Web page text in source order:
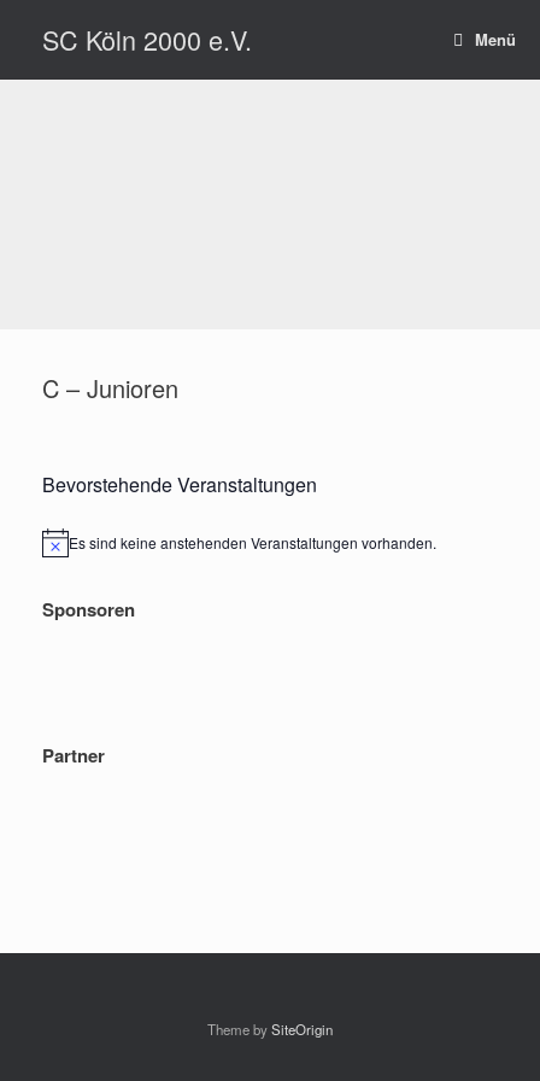
springenSC Köln 2000 e.V. Menü
C – Junioren
Bevorstehende Veranstaltungen
HinweisEs sind keine anstehenden Veranstaltungen vorhanden.
Sponsoren
Partner
Theme bySiteOrigin